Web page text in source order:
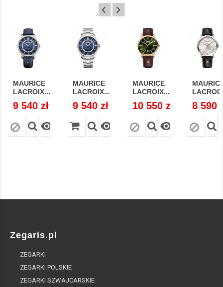
MAURICE
LACROIX...
Cena
9 540 zł

MAURICE
LACROIX...
Cena
9 540 zł

MAURICE
LACROIX...
Cena
10 550 zł

Cena
8 590
Zegaris.pl
ZEGARKI
ZEGARKI POLSKIE
ZEGARKI SZWAJCARSKIE